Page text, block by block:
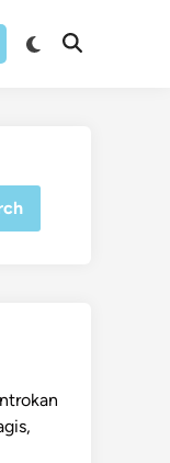
Switch
Open